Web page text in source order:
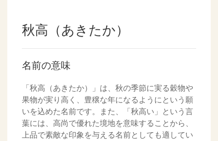
秋高（あきたか）
名前の意味
「秋高（あきたか）」は、秋の季節に実る穀物や
果物が実り高く、豊穣な年になるようにという願
いを込めた名前です。また、「秋高い」という言
葉には、高尚で優れた境地を意味することから、
上品で素敵な印象を与える名前としても適してい